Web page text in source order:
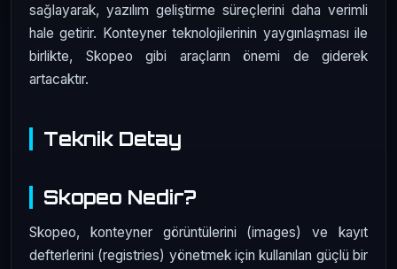
sağlayarak, yazılım geliştirme süreçlerini daha verimli
hale getirir. Konteyner teknolojilerinin yaygınlaşması ile
birlikte, Skopeo gibi araçların önemi de giderek
artacaktır.
Teknik Detay
Skopeo Nedir?
Skopeo, konteyner görüntülerini (images) ve kayıt
defterlerini (registries) yönetmek için kullanılan güçlü bir